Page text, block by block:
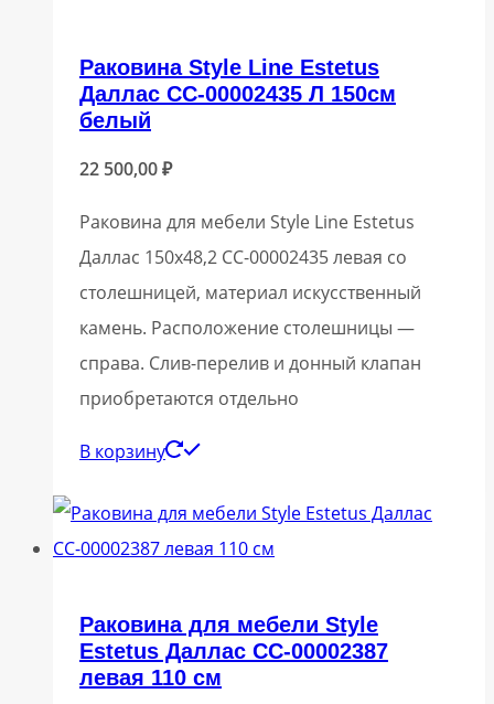
Раковина Style Line Estetus
Даллас СС-00002435 Л 150см
белый
22 500,00₽
Раковина для мебели Style Line Estetus
Даллас 150х48,2 СС-00002435 левая со
столешницей, материал искусственный
камень. Расположение столешницы —
справа. Слив-перелив и донный клапан
приобретаются отдельно
В корзину
Раковина для мебели Style
Estetus Даллас СС-00002387
левая 110 см